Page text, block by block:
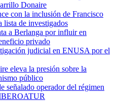
Donaire
con la inclusión de Francisco
lista de investigados
a Berlanga por influir en
privado
judicial en ENUSA por el
eleva la presión sobre la
público
señalado operador del régimen